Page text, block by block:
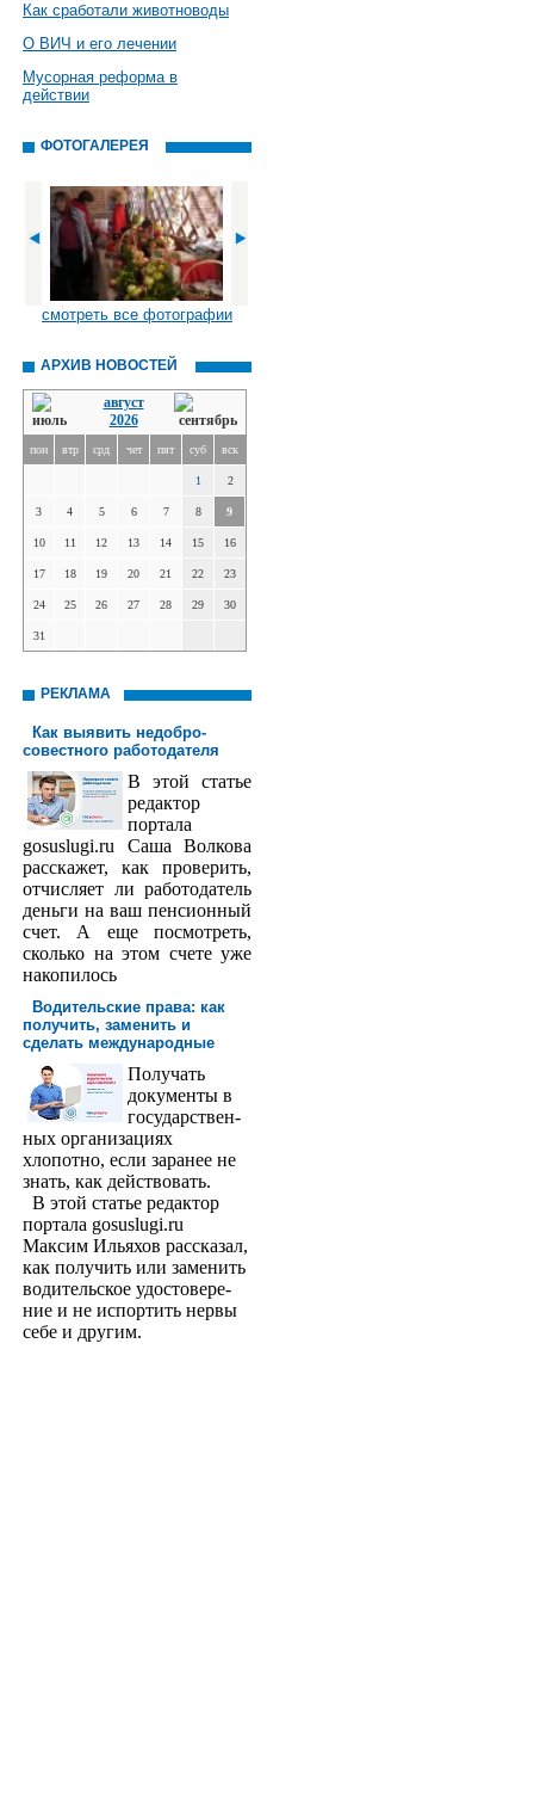
Как сработали животноводы
О ВИЧ и его лечении
Мусорная реформа в
действии
ФОТОГАЛЕРЕЯ
смотреть все фотографии
АРХИВ НОВОСТЕЙ
август
2026
пон втр срд чет пят суб вск
1 2
3 4 5 6 7 8 9
10 11 12 13 14 15 16
17 18 19 20 21 22 23
24 25 26 27 28 29 30
31
РЕКЛАМА
Как выявить недобро­
совестного работодателя
В этой статье
редактор
порта­ла
gosuslugi.ru Саша Волкова
расскажет, как проверить,
отчисляет ли работодатель
деньги на ваш пенсионный
счет. А еще посмотреть,
сколько на этом счете уже
накопилось
Водительские права: как
получить, заменить и
сделать международ­ные
Получать
доку­менты в
государствен­
ных организациях
хлопотно, если заранее не
знать, как действовать.
В этой статье редактор
портала gosuslugi.ru
Максим Ильяхов рассказал,
как получить или заменить
водительское удостовере­
ние и не испортить нервы
себе и другим.